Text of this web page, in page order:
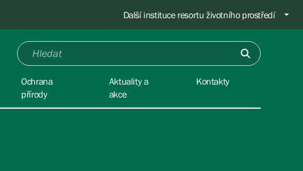
Další instituce resortu životního prostředí
Ochrana
přírody
Aktuality a
akce
Kontakty